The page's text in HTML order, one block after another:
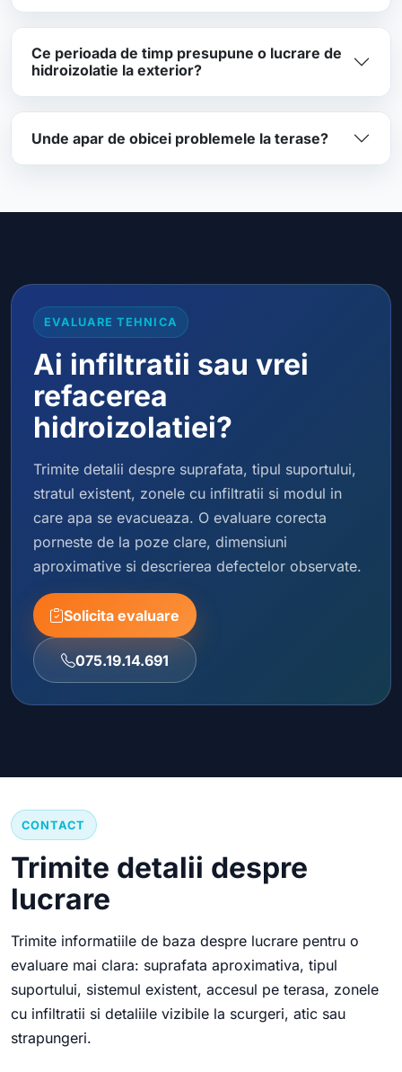
Ce perioada de timp presupune o lucrare de
hidroizolatie la exterior?
Unde apar de obicei problemele la terase?
EVALUARE TEHNICA
Ai infiltratii sau vrei
refacerea
hidroizolatiei?
Trimite detalii despre suprafata, tipul suportului,
stratul existent, zonele cu infiltratii si modul in
care apa se evacueaza. O evaluare corecta
porneste de la poze clare, dimensiuni
aproximative si descrierea defectelor observate.
Solicita evaluare
075.19.14.691
CONTACT
Trimite detalii despre
lucrare
Trimite informatiile de baza despre lucrare pentru o
evaluare mai clara: suprafata aproximativa, tipul
suportului, sistemul existent, accesul pe terasa, zonele
cu infiltratii si detaliile vizibile la scurgeri, atic sau
strapungeri.